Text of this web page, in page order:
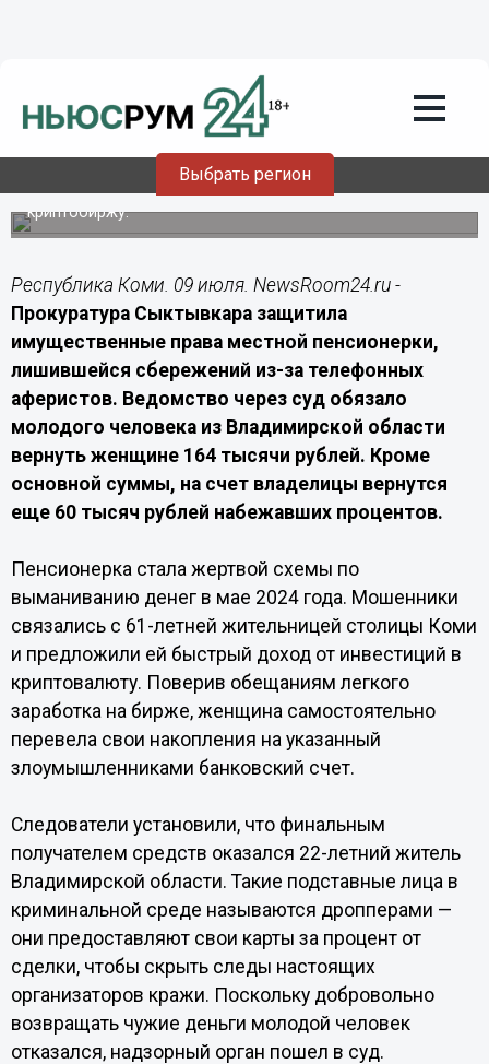
Выбрать регион
Прокуратура Сыктывкара отсудила
деньги у дроппера для обманутой
пенсионерки
Суд взыскал с 22-летнего жителя Владимира
похищенные 164 тысячи рублей и проценты. Иск подан
после того, как женщина вложила их в несуществующую
криптобиржу.
Республика Коми. 09 июля. NewsRoom24.ru -
Прокуратура Сыктывкара защитила
имущественные права местной пенсионерки,
лишившейся сбережений из-за телефонных
аферистов. Ведомство через суд обязало
молодого человека из Владимирской области
вернуть женщине 164 тысячи рублей. Кроме
основной суммы, на счет владелицы вернутся
еще 60 тысяч рублей набежавших процентов.
Пенсионерка стала жертвой схемы по
выманиванию денег в мае 2024 года. Мошенники
связались с 61-летней жительницей столицы Коми
и предложили ей быстрый доход от инвестиций в
криптовалюту. Поверив обещаниям легкого
заработка на бирже, женщина самостоятельно
перевела свои накопления на указанный
злоумышленниками банковский счет.
Следователи установили, что финальным
получателем средств оказался 22-летний житель
Владимирской области. Такие подставные лица в
криминальной среде называются дропперами —
они предоставляют свои карты за процент от
сделки, чтобы скрыть следы настоящих
организаторов кражи. Поскольку добровольно
возвращать чужие деньги молодой человек
отказался, надзорный орган пошел в суд.